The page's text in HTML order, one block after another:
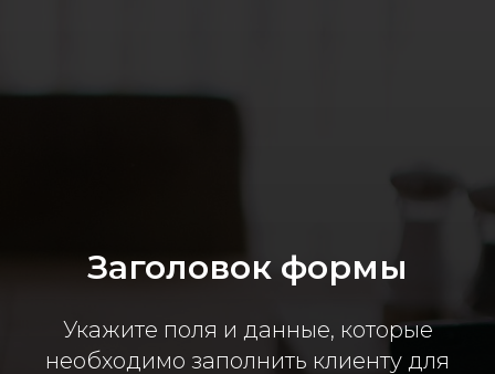
Заголовок формы
Укажите поля и данные, которые
необходимо заполнить клиенту для